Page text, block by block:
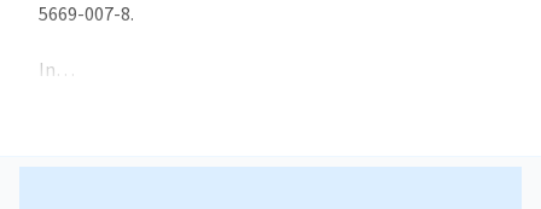
5669-007-8.
In…